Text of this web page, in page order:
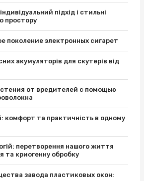
підхід і стильні
простору
поколение электронных сигарет
акумуляторів для скутерів від
от вредителей с помощью
комфорт та практичність в одному
перетворення нашого життя
та криогенну обробку
завода пластиковых окон: